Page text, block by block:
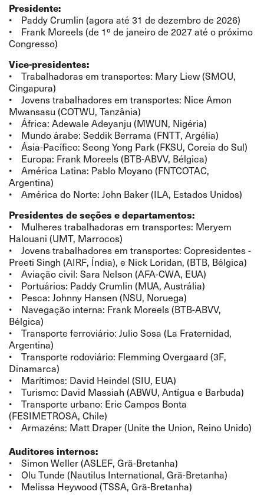
Presidente:
• Paddy Crumlin (agora até 31 de dezembro de 2026)
• Frank Moreels (de 1º de janeiro de 2027 até o próximo
Congresso)
Vice-presidentes:
• Trabalhadoras em transportes: Mary Liew (SMOU,
Cingapura)
• Jovens trabalhadores em transportes: Nice Amon
Mwansasu (COTWU, Tanzânia)
• África: Adewale Adeyanju (MWUN, Nigéria)
• Mundo árabe: Seddik Berrama (FNTT, Argélia)
• Ásia-Pacífico: Seong Yong Park (FKSU, Coreia do Sul)
• Europa: Frank Moreels (BTB-ABVV, Bélgica)
• América Latina: Pablo Moyano (FNTCOTAC,
Argentina)
• América do Norte: John Baker (ILA, Estados Unidos)
Presidentes de seções e departamentos:
• Mulheres trabalhadoras em transportes: Meryem
Halouani (UMT, Marrocos)
• Jovens trabalhadores em transportes: Copresidentes -
Preeti Singh (AIRF, Índia), e Nick Loridan, (BTB, Bélgica)
• Aviação civil: Sara Nelson (AFA-CWA, EUA)
• Portuários: Paddy Crumlin (MUA, Austrália)
• Pesca: Johnny Hansen (NSU, Noruega)
• Navegação interna: Frank Moreels (BTB-ABVV,
Bélgica)
• Transporte ferroviário: Julio Sosa (La Fraternidad,
Argentina)
• Transporte rodoviário: Flemming Overgaard (3F,
Dinamarca)
• Marítimos: David Heindel (SIU, EUA)
• Turismo: David Massiah (ABWU, Antígua e Barbuda)
• Transporte urbano: Eric Campos Bonta
(FESIMETROSA, Chile)
• Armazéns: Matt Draper (Unite the Union, Reino Unido)
Auditores internos:
• Simon Weller (ASLEF, Grã-Bretanha)
• Olu Tunde (Nautilus International, Grã-Bretanha)
• Melissa Heywood (TSSA, Grã-Bretanha)